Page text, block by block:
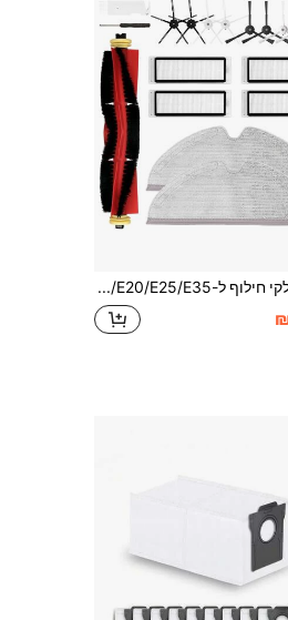
חלקי חילוף ל-Xiao Mi Mijia Roborock S4/S4 Max S5/S5 Max/S6/S6 Pure/S6 MaxV/S50/S65/E2/E3/E4/E5/E20/E25/E35 שואב אבק,אביזרים מברשת ראשית/מברשת רולר, מברשת קלה,/מברשת צדדי,MCon Brush.